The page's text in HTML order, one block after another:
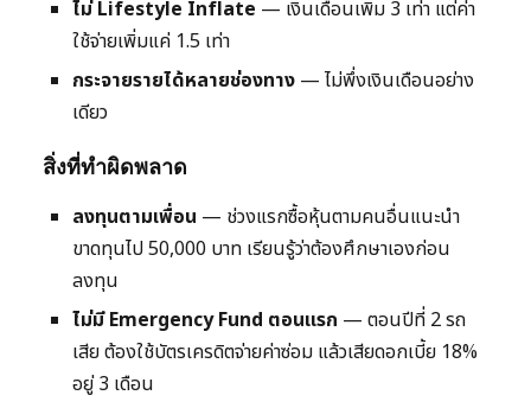
ไม่ Lifestyle Inflate — เงินเดือนเพิ่ม 3 เท่า แต่ค่า
ใช้จ่ายเพิ่มแค่ 1.5 เท่า
กระจายรายได้หลายช่องทาง — ไม่พึ่งเงินเดือนอย่าง
เดียว
สิ่งที่ทำผิดพลาด
ลงทุนตามเพื่อน — ช่วงแรกซื้อหุ้นตามคนอื่นแนะนำ
ขาดทุนไป 50,000 บาท เรียนรู้ว่าต้องศึกษาเองก่อน
ลงทุน
ไม่มี Emergency Fund ตอนแรก — ตอนปีที่ 2 รถ
เสีย ต้องใช้บัตรเครดิตจ่ายค่าซ่อม แล้วเสียดอกเบี้ย 18%
อยู่ 3 เดือน